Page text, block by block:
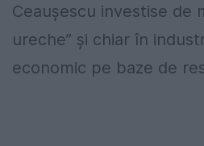
Ceaușescu investise de
ureche” și chiar în
economic pe baze de